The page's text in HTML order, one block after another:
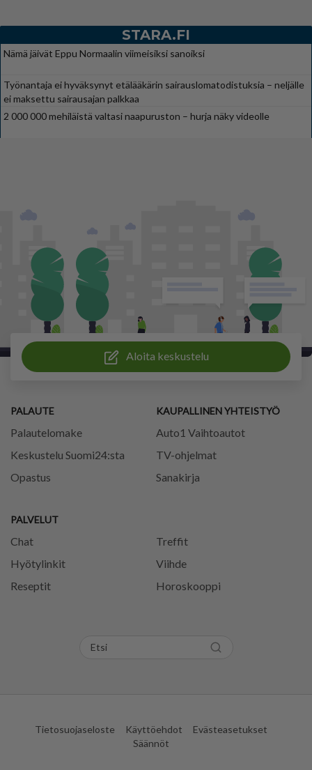
STARA.FI
Nämä jäivät Eppu Normaalin viimeisiksi sanoiksi
Työnantaja ei hyväksynyt etälääkärin sairauslomatodistuksia – neljälle
ei maksettu sairausajan palkkaa
2 000 000 mehiläistä valtasi naapuruston – hurja näky videolle
Aloita keskustelu
PALAUTE
Palautelomake
Keskustelu Suomi24:sta
Opastus
PALVELUT
Chat
Treffit
Hyötylinkit
Viihde
Reseptit
Horoskooppi
KAUPALLINEN YHTEISTYÖ
Auto1 Vaihtoautot
TV-ohjelmat
Sanakirja
Tietosuojaseloste Käyttöehdot
Evästeasetukset
Säännöt